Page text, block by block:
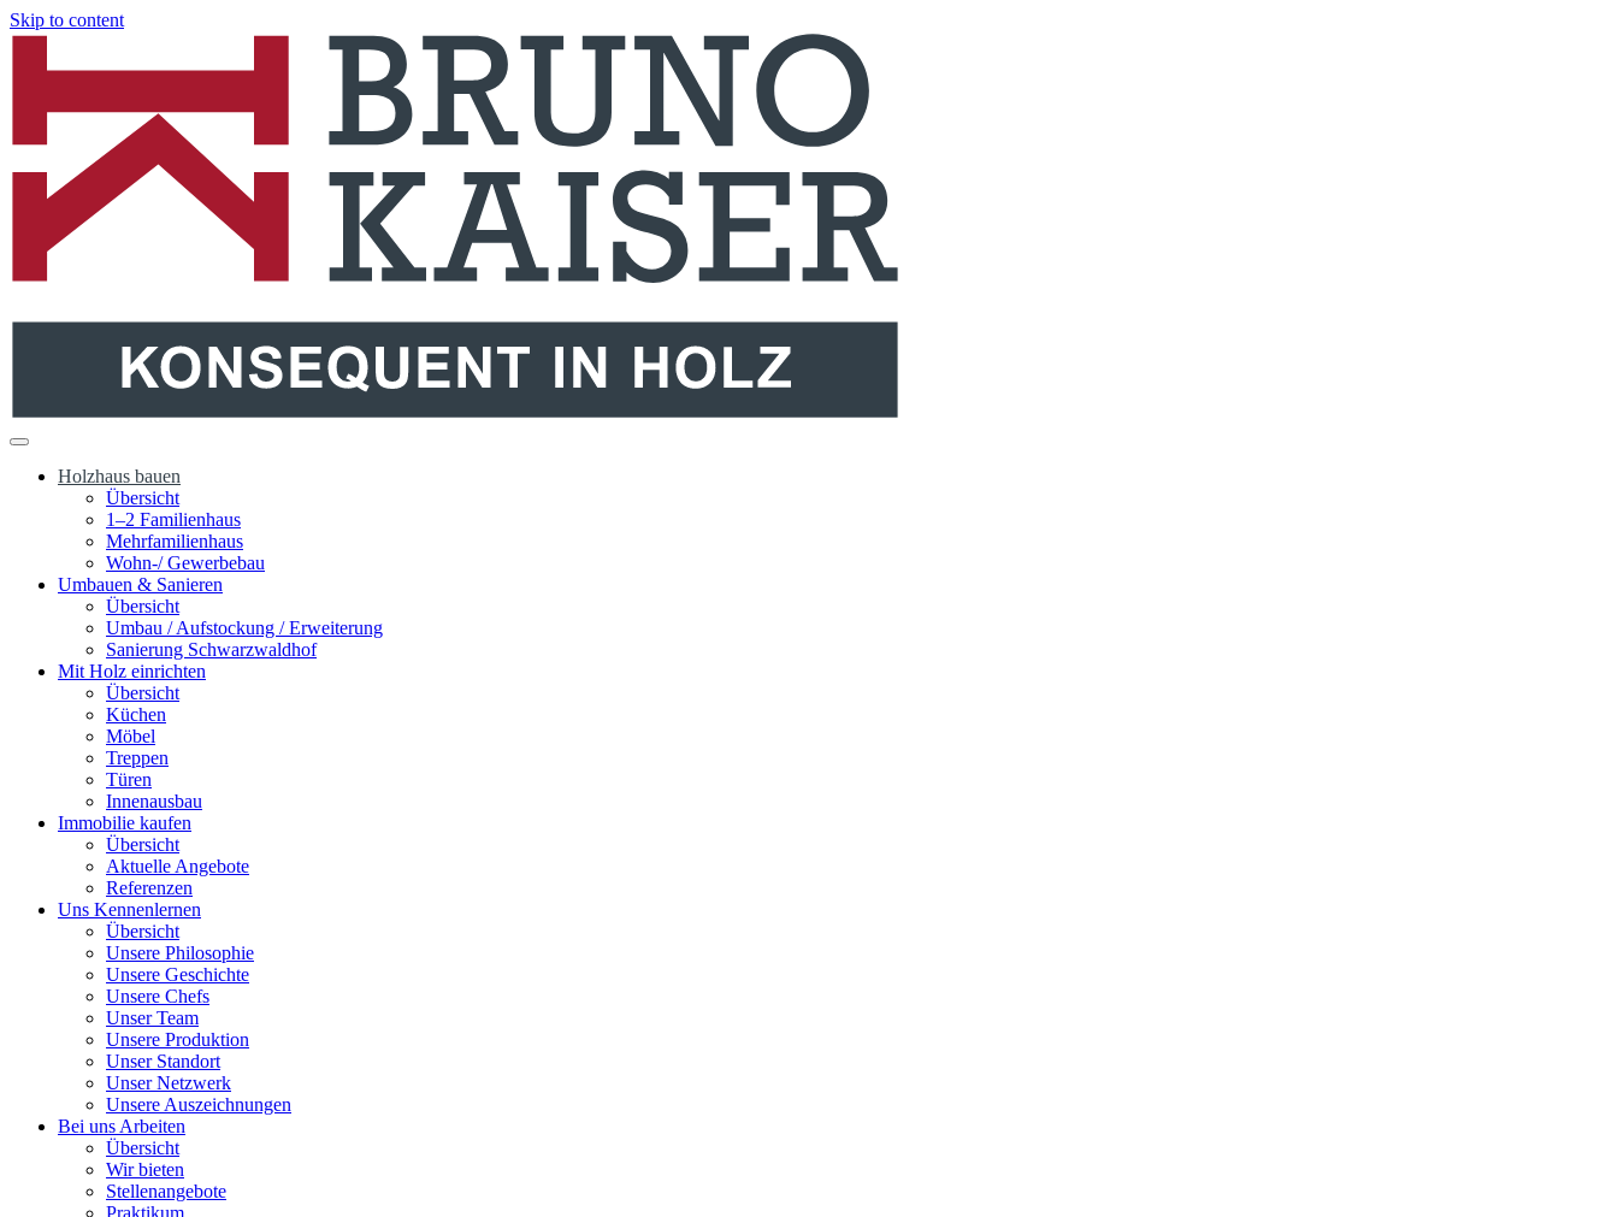
Skip to content
Holzhaus bauen
Übersicht
1–2 Familienhaus
Mehrfamilienhaus
Wohn-/ Gewerbebau
Umbauen & Sanieren
Übersicht
Umbau / Aufstockung / Erweiterung
Sanierung Schwarzwaldhof
Mit Holz einrichten
Übersicht
Küchen
Möbel
Treppen
Türen
Innenausbau
Immobilie kaufen
Übersicht
Aktuelle Angebote
Referenzen
Uns Kennenlernen
Übersicht
Unsere Philosophie
Unsere Geschichte
Unsere Chefs
Unser Team
Unsere Produktion
Unser Standort
Unser Netzwerk
Unsere Auszeichnungen
Bei uns Arbeiten
Übersicht
Wir bieten
Stellenangebote
Praktikum